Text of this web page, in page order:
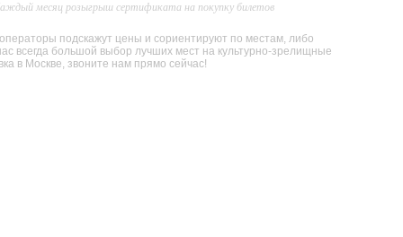
месяц розыгрыш сертификата на покупку билетов
подскажут цены и сориентируют по местам, либо
всегда большой выбор лучших мест на культурно-зрелищные
в Москве, звоните нам прямо сейчас!